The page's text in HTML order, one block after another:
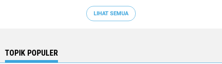
LIHAT SEMUA
TOPIK POPULER